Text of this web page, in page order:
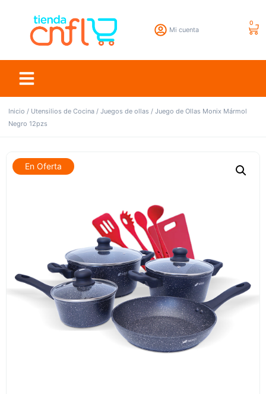
Mi cuenta
0
Inicio / Utensilios de Cocina / Juegos de ollas / Juego de Ollas Monix Mármol
Negro 12pzs
En Oferta